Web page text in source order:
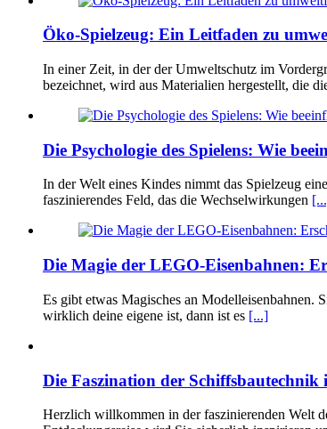
Öko-Spielzeug: Ein Leitfaden zu
In einer Zeit, in der der Umweltschutz im
bezeichnet, wird aus Materialien hergestellt, die
Die Psychologie des Spielens: Wie
In der Welt eines Kindes nimmt das Spielzeug
faszinierendes Feld, das die Wechselwirkungen
Die Magie der LEGO-Eisenbahnen:
Es gibt etwas Magisches an Modelleisenbahnen.
wirklich deine eigene ist, dann ist es [...]
Die Faszination der
Herzlich willkommen in der faszinierenden Welt